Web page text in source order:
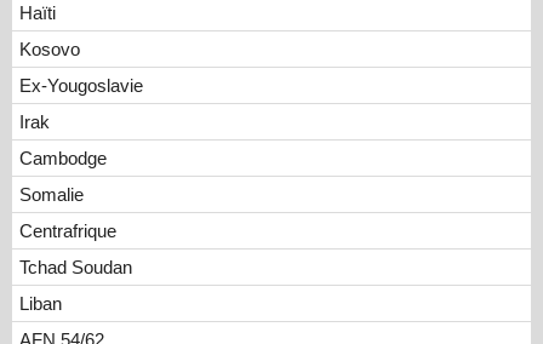
Haïti
Kosovo
Ex-Yougoslavie
Irak
Cambodge
Somalie
Centrafrique
Tchad Soudan
Liban
AFN 54/62